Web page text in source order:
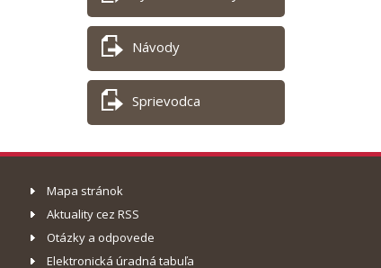
Návody
Sprievodca
Mapa stránok
Aktuality cez RSS
Otázky a odpovede
Elektronická úradná tabuľa